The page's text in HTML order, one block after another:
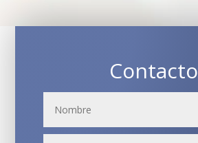
Contacto